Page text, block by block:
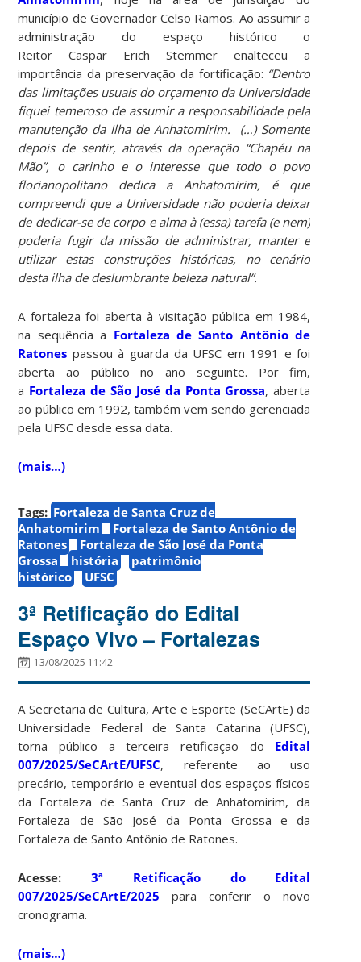
município de Governador Celso Ramos. Ao assumir a
administração do espaço histórico o
Reitor Caspar Erich Stemmer enalteceu a
importância da preservação da fortificação: “Dentro
das limitações usuais do orçamento da Universidade
fiquei temeroso de assumir a responsabilidade pela
manutenção da Ilha de Anhatomirim. (…) Somente
depois de sentir, através da operação “Chapéu na
Mão”, o carinho e o interesse que todo o povo
florianopolitano dedica a Anhatomirim, é que
compreendi que a Universidade não poderia deixar
de dedicar-se de corpo e alma à (essa) tarefa (e nem)
poderia fugir da missão de administrar, manter e
utilizar estas construções históricas, no cenário
desta ilha de deslumbrante beleza natural”.
A fortaleza foi aberta à visitação pública em 1984,
na sequência a Fortaleza de Santo Antônio de
Ratones passou à guarda da UFSC em 1991 e foi
aberta ao público no ano seguinte. Por fim,
a Fortaleza de São José da Ponta Grossa, aberta
ao público em 1992, também vem sendo gerenciada
pela UFSC desde essa data.
(mais…)
Tags: Fortaleza de Santa Cruz de
Anhatomirim
Fortaleza de Santo Antônio de
Ratones
Fortaleza de São José da Ponta
Grossa
história
patrimônio
histórico
UFSC
3ª Retificação do Edital
Espaço Vivo – Fortalezas
13/08/2025 11:42
A Secretaria de Cultura, Arte e Esporte (SeCArtE) da
Universidade Federal de Santa Catarina (UFSC),
torna público a terceira retificação
do Edital
007/2025/SeCArtE/UFSC, referente ao uso
precário, temporário e eventual dos espaços físicos
da Fortaleza de Santa Cruz de Anhatomirim, da
Fortaleza de São José da Ponta Grossa e da
Fortaleza de Santo Antônio de Ratones.
Acesse:
3ª Retificação do Edital
007/2025/SeCArtE/2025 para conferir o novo
cronograma.
(mais…)